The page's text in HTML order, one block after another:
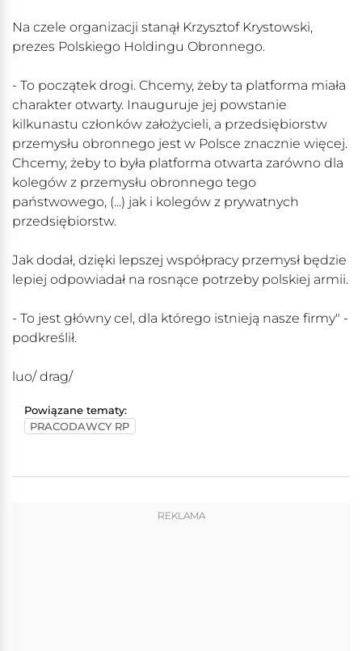
Na czele organizacji stanął Krzysztof Krystowski,
prezes Polskiego Holdingu Obronnego.
- To początek drogi. Chcemy, żeby ta platforma miała
charakter otwarty. Inauguruje jej powstanie
kilkunastu członków założycieli, a przedsiębiorstw
przemysłu obronnego jest w Polsce znacznie więcej.
Chcemy, żeby to była platforma otwarta zarówno dla
kolegów z przemysłu obronnego tego
państwowego, (...) jak i kolegów z prywatnych
przedsiębiorstw.
Jak dodał, dzięki lepszej współpracy przemysł będzie
lepiej odpowiadał na rosnące potrzeby polskiej armii.
- To jest główny cel, dla którego istnieją nasze firmy" -
podkreślił.
luo/ drag/
Powiązane tematy:
PRACODAWCY RP
REKLAMA